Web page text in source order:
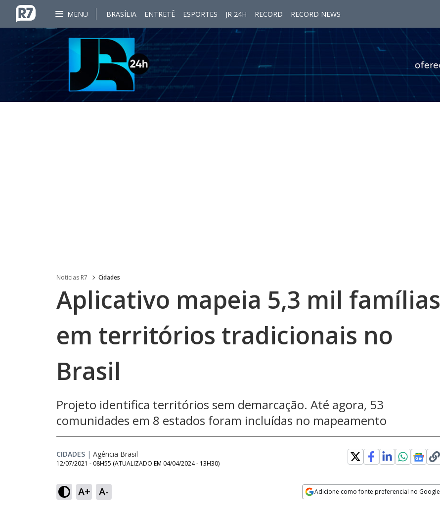
MENU BRASÍLIA ENTRETÊ ESPORTES JR 24H RECORD RECORD NEWS
Noticias R7 Cidades
Aplicativo mapeia 5,3 mil famílias
em territórios tradicionais no
Brasil
Projeto identifica territórios sem demarcação. Até agora, 53
comunidades em 8 estados foram incluídas no mapeamento
CIDADES | Agência Brasil
12/07/2021 - 08H55 (ATUALIZADO EM 04/04/2024 - 13H30)
A+ A- Adicione como fonte preferencial no Google